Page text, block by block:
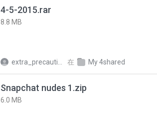
4-5-2015.rar
8.8 MB
在 My 4shared
Snapchat nudes 1.zip
6.0 MB